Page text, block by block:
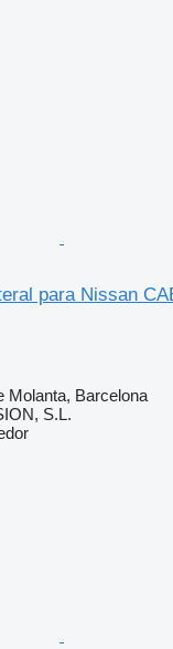
para Nissan
Molanta, Barcelona
S.L.